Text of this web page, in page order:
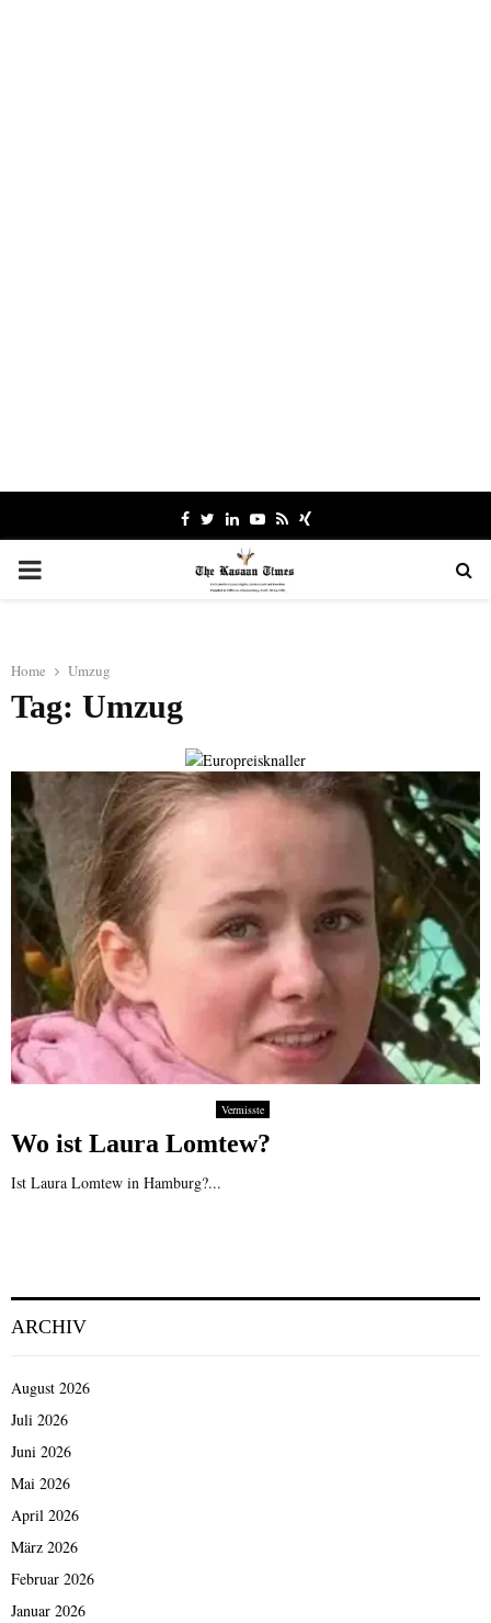
Facebook
TwitterLinkedinYoutube
RssXing
PRIMARY
Home Umzug
Tag: Umzug
Vermisste
Wo ist Laura Lomtew?
Ist Laura Lomtew in Hamburg?...
ARCHIV
August 2026
Juli 2026
Juni 2026
Mai 2026
April 2026
März 2026
Februar 2026
Januar 2026